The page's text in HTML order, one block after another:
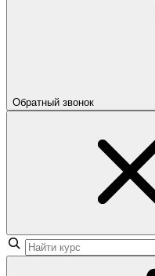
Обратный звонок